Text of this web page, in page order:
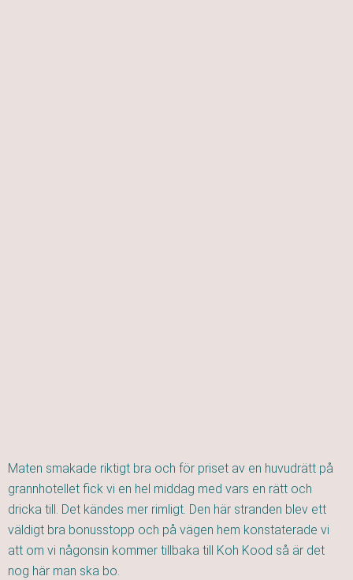
Maten smakade riktigt bra och för priset av en huvudrätt på
grannhotellet fick vi en hel middag med vars en rätt och
dricka till. Det kändes mer rimligt. Den här stranden blev ett
väldigt bra bonusstopp och på vägen hem konstaterade vi
att om vi någonsin kommer tillbaka till Koh Kood så är det
nog här man ska bo.